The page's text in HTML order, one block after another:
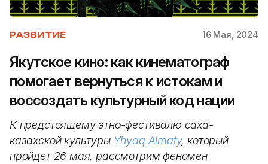
РАЗВИТИЕ 16 Мая, 2024
Якутское кино: как кинематограф
помогает вернуться к истокам и
воссоздать культурный код нации
К предстоящему этно-фестивалю саха-
казахской культуры Yhyaq Almaty, который
пройдет 26 мая, рассмотрим феномен